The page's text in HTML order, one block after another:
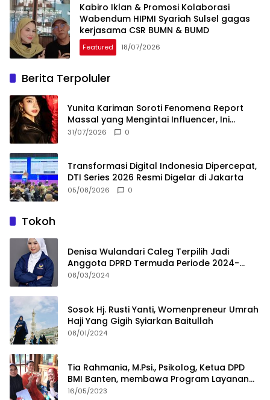
Kabiro Iklan & Promosi Kolaborasi
Wabendum HIPMI Syariah Sulsel gagas
kerjasama CSR BUMN & BUMD
Featured 18/07/2026
Berita Terpoluler
Yunita Kariman Soroti Fenomena Report
Massal yang Mengintai Influencer, Ini
Langkah Proteksi Akun yang Perlu Diketahui
31/07/2026 0
Transformasi Digital Indonesia Dipercepat,
DTI Series 2026 Resmi Digelar di Jakarta
05/08/2026 0
Tokoh
Denisa Wulandari Caleg Terpilih Jadi
Anggota DPRD Termuda Periode 2024-
2029
08/03/2024
Sosok Hj. Rusti Yanti, Womenpreneur Umrah
Haji Yang Gigih Syiarkan Baitullah
08/01/2024
Tia Rahmania, M.Psi., Psikolog, Ketua DPD
BMI Banten, membawa Program Layanan
Pembuatan Dokumen Kependudukan
16/05/2023